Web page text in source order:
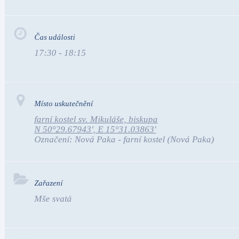
Čas události
17:30 - 18:15
Místo uskutečnění
farní kostel sv. Mikuláše, biskupa
N 50°29.67943', E 15°31.03863'
Označení: Nová Paka - farní kostel (Nová Paka)
Zařazení
Mše svatá